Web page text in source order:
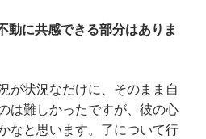
動に共感できる部分はありま
が状況なだけに、そのまま自
は難しかったですが、彼の心
なと思います。了について行